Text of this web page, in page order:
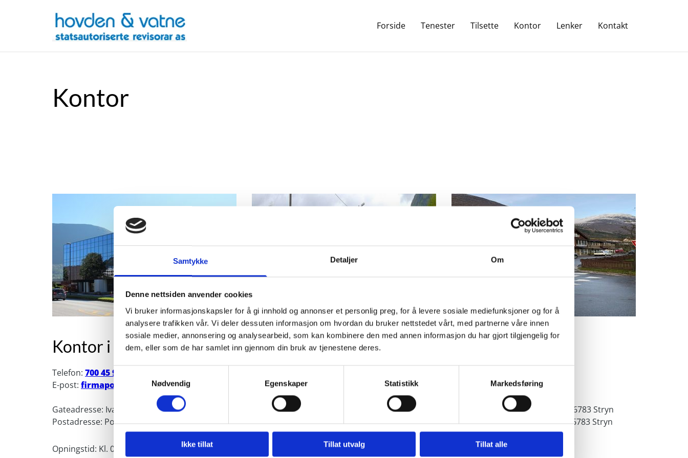
Samtykke Detaljer Om
Denne nettsiden anvender cookies
Vi bruker informasjonskapsler for å gi innhold og annonser et personlig preg, for å levere sosiale mediefunksjoner og for å
analysere trafikken vår. Vi deler dessuten informasjon om hvordan du bruker nettstedet vårt, med partnerne våre innen
sosiale medier, annonsering og analysearbeid, som kan kombinere den med annen informasjon du har gjort tilgjengelig for
dem, eller som de har samlet inn gjennom din bruk av tjenestene deres.
Samtykkevalg
Nødvendig
Egenskaper Statistikk Markedsføring
Ikke tillat Tillat utvalg Tillat alle
Forside Tenester Tilsette Kontor Lenker Kontakt
Kontor
Kontor i Ørsta:
Telefon: 700 45 900
E-post: firmapost@h-v.no
Gateadresse: Ivar Aasen-gata 10 - 6150 Ørsta
Postadresse: Postboks 203 - 6151 Ørsta
Opningstid: Kl. 08:00 - 16:00 måndag - fredag
Kontor på Nordfjordeid:
E-post:firmapost@h-v.no
Gateadresse: Øyane 11 - 6770 Nordfjordeid
Postadresse: Postboks 315 - 6772 Nordfjordeid
Kontor i Stryn:
firmapost@h-v.no
Gateadresse: Tonningsgata 42, 6783 Stryn
Postadresse: Tonningsgata 42, 6783 Stryn